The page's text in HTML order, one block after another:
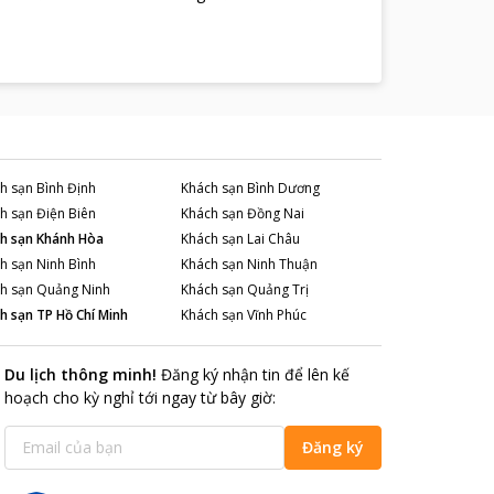
sạn Bình Định Khách sạn Bình Dương
sạn Điện Biên Khách sạn Đồng Nai
sạnKhánh Hòa Khách sạn Lai Châu
sạn Ninh Bình Khách sạn Ninh Thuận
sạn Quảng Ninh Khách sạn Quảng Trị
sạn TP Hồ Chí Minh Khách sạn Vĩnh Phúc
Du lịch thông minh! Đăng ký nhận tin để lên kế
hoạch cho kỳ nghỉ tới ngay từ bây giờ:
Đăng ký